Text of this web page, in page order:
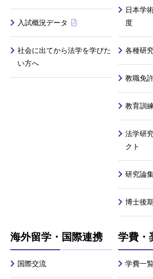
入試概況データ
社会に出てから法学を学びた
い方へ
日本学
度
各種研
教職免
教育訓
法学研
クト
研究論
博士後
海外留学・国際連携
国際交流
学費・
学費一